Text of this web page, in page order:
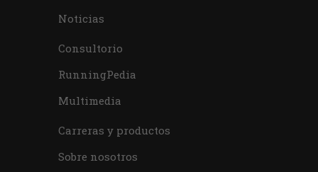
Noticias
Consultorio
RunningPedia
Multimedia
Carreras y productos
Sobre nosotros